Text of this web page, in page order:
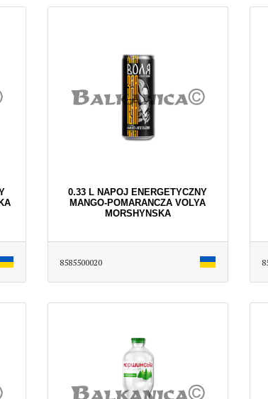
0.33 L NAPOJ ENERGETYCZNY
MANGO-POMARANCZA VOLYA
MORSHYNSKA
8585500020